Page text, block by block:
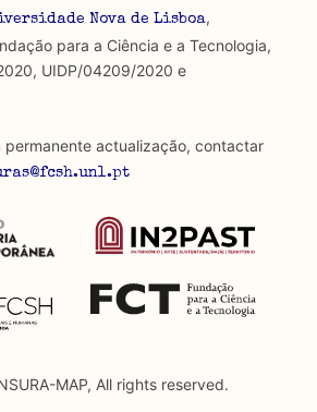
Nova de Lisboa,
para a Ciência e a Tecnologia,
UIDP/04209/2020 e
permanente actualização, contactar
MAP, All rights reserved.